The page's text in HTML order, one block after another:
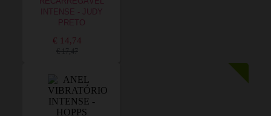
INTENSE - JUDY
PRETO
€ 14,74
€ 17,47